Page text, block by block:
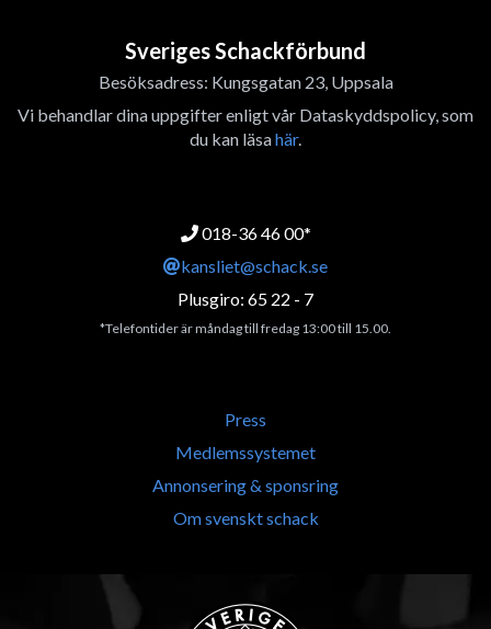
Sveriges Schackförbund
Besöksadress: Kungsgatan 23, Uppsala
Vi behandlar dina uppgifter enligt vår Dataskyddspolicy, som
du kan läsahär.
018-36 46 00*
kansliet@schack.se
Plusgiro: 65 22 - 7
*Telefontider är måndag till fredag 13:00 till 15.00.
Press
Medlemssystemet
Annonsering & sponsring
Om svenskt schack